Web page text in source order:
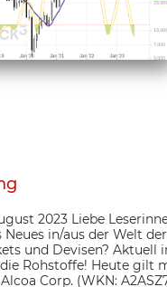
2023 Liebe
Neues in/aus der Welt
und Devisen? Aktuell
Rohstoffe! Heute gilt
Corp. (WKN: